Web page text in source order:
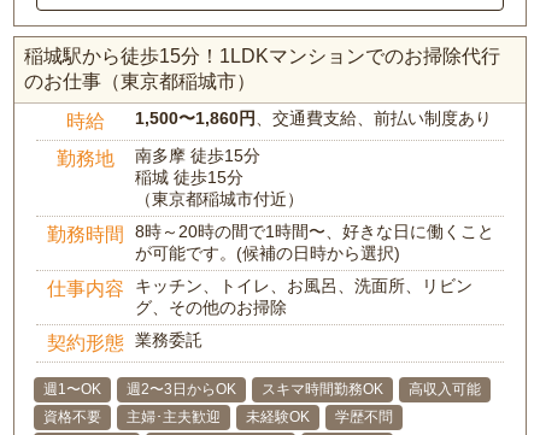
稲城駅から徒歩15分！1LDKマンションでのお掃除代行
のお仕事（東京都稲城市）
時給 1,500〜1,860円、交通費支給、前払い制度あり
勤務地
南多摩 徒歩15分
稲城 徒歩15分
（東京都稲城市付近）
勤務時間
8時～20時の間で1時間〜、好きな日に働くこと
が可能です。(候補の日時から選択)
仕事内容
キッチン、トイレ、お風呂、洗面所、リビン
グ、その他のお掃除
契約形態 業務委託
週1〜OK 週2〜3日からOK スキマ時間勤務OK
高収入可能
資格不要
主婦･主夫歓迎 未経験OK
学歴不問